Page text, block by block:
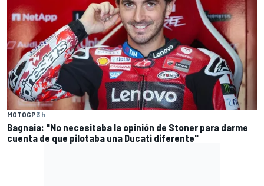
MOTOGP3 h
Bagnaia: "No necesitaba la opinión de Stoner para darme
cuenta de que pilotaba una Ducati diferente"